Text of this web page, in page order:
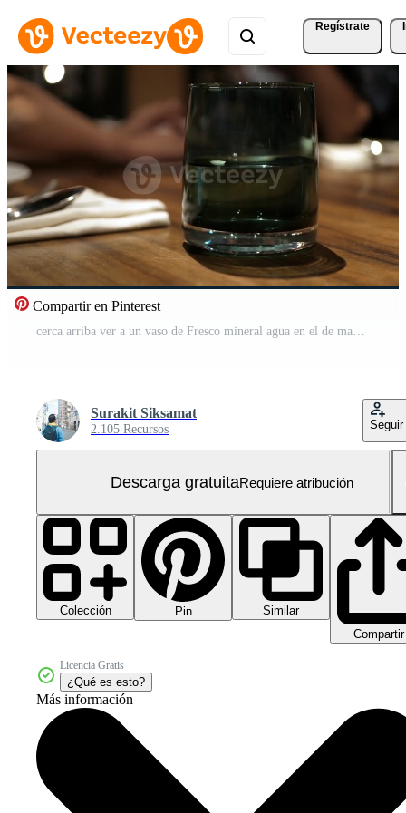
Regístrate
Compartir en Pinterest
cerca arriba ver a un vaso de Fresco mineral agua en el de madera mesa mientras utilizando mano agarrar un vaso a bebida y sitio en un mesa Vídeo Gratis
Surakit Siksamat
2.105 Recursos Seguir
Descarga gratuitaRequiere atribución
Colección Pin
Similar
Compartir
Licencia Gratis
¿Qué es esto?
Más información